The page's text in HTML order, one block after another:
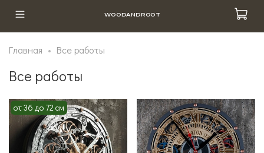
WOODANDROOT
Главная Все работы
Все работы
от 36 до 72 см